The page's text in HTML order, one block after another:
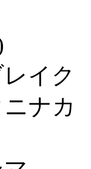
イク
ナカ